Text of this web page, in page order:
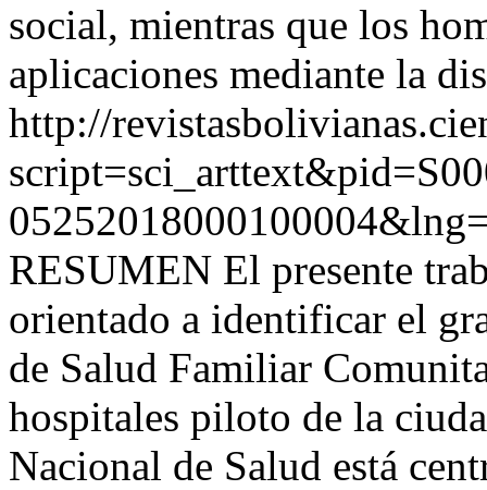
social, mientras que los
aplicaciones mediante la
http://
RESUMEN El presente
orientado a identificar el
de Salud Familiar
hospitales piloto de la
Nacional de Salud está